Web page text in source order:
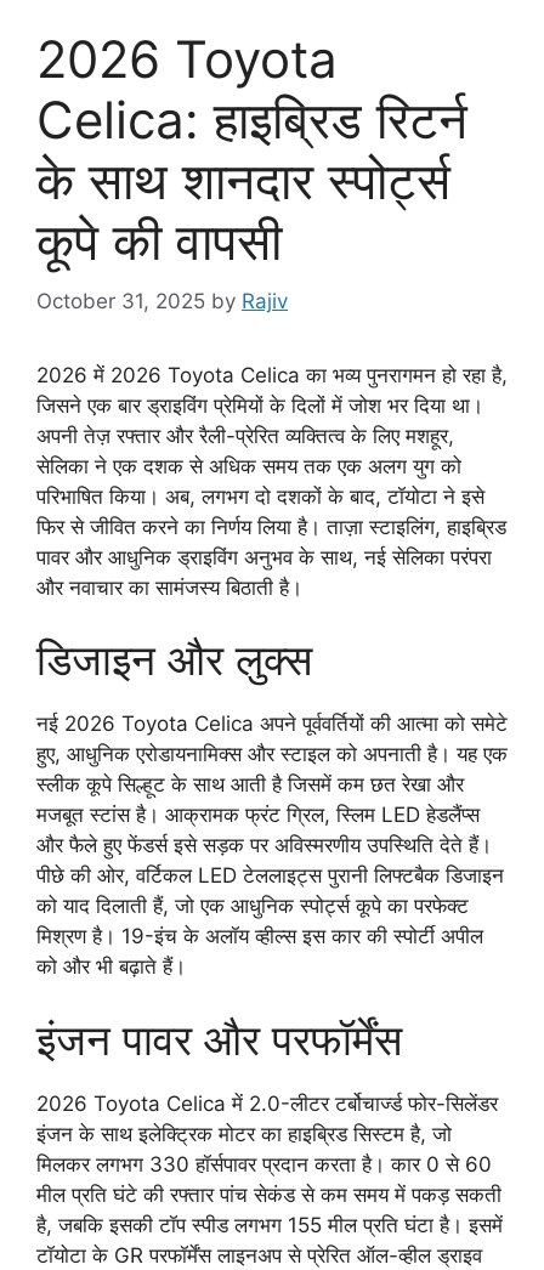
2026 Toyota
Celica: हाइब्रिड रिटर्न
के साथ शानदार स्पोर्ट्स
कूपे की वापसी
October 31, 2025 by Rajiv
2026 में 2026 Toyota Celica का भव्य पुनरागमन हो रहा है,
जिसने एक बार ड्राइविंग प्रेमियों के दिलों में जोश भर दिया था।
अपनी तेज़ रफ्तार और रैली-प्रेरित व्यक्तित्व के लिए मशहूर,
सेलिका ने एक दशक से अधिक समय तक एक अलग युग को
परिभाषित किया। अब, लगभग दो दशकों के बाद, टॉयोटा ने इसे
फिर से जीवित करने का निर्णय लिया है। ताज़ा स्टाइलिंग, हाइब्रिड
पावर और आधुनिक ड्राइविंग अनुभव के साथ, नई सेलिका परंपरा
और नवाचार का सामंजस्य बिठाती है।
डिजाइन और लुक्स
नई 2026 Toyota Celica अपने पूर्ववर्तियों की आत्मा को समेटे
हुए, आधुनिक एरोडायनामिक्स और स्टाइल को अपनाती है। यह एक
स्लीक कूपे सिल्हूट के साथ आती है जिसमें कम छत रेखा और
मजबूत स्टांस है। आक्रामक फ्रंट ग्रिल, स्लिम LED हेडलैंप्स
और फैले हुए फेंडर्स इसे सड़क पर अविस्मरणीय उपस्थिति देते हैं।
पीछे की ओर, वर्टिकल LED टेललाइट्स पुरानी लिफ्टबैक डिजाइन
को याद दिलाती हैं, जो एक आधुनिक स्पोर्ट्स कूपे का परफेक्ट
मिश्रण है। 19-इंच के अलॉय व्हील्स इस कार की स्पोर्टी अपील
को और भी बढ़ाते हैं।
इंजन पावर और परफॉर्मेंस
2026 Toyota Celica में 2.0-लीटर टर्बोचार्ज्ड फोर-सिलेंडर
इंजन के साथ इलेक्ट्रिक मोटर का हाइब्रिड सिस्टम है, जो
मिलकर लगभग 330 हॉर्सपावर प्रदान करता है। कार 0 से 60
मील प्रति घंटे की रफ्तार पांच सेकंड से कम समय में पकड़ सकती
है, जबकि इसकी टॉप स्पीड लगभग 155 मील प्रति घंटा है। इसमें
टॉयोटा के GR परफॉर्मेंस लाइनअप से प्रेरित ऑल-व्हील ड्राइव